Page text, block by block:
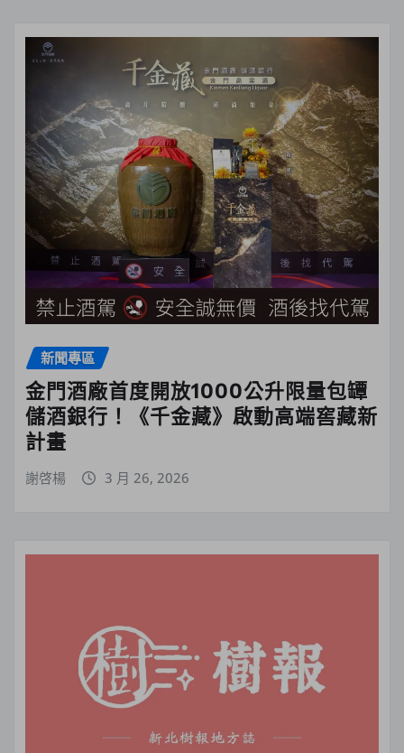
新聞專區
金門酒廠首度開放1000公升限量包罈
儲酒銀行！《千金藏》啟動高端窖藏新
計畫
謝啓楊 3 月 26, 2026